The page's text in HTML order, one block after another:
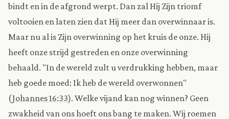
bindt en in de afgrond werpt. Dan zal Hij Zijn triomf
voltooien en laten zien dat Hij meer dan overwinnaar is.
Maar nu al is Zijn overwinning op het kruis de onze. Hij
heeft onze strijd gestreden en onze overwinning
behaald. "In de wereld zult u verdrukking hebben, maar
heb goede moed: Ik heb de wereld overwonnen"
(Johannes 16:33). Welke vijand kan nog winnen? Geen
zwakheid van ons hoeft ons bang te maken. Wij roemen